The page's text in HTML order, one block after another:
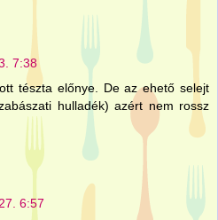
7:38
tészta előnye. De az ehető selejt
hulladék) azért nem rossz
6:57